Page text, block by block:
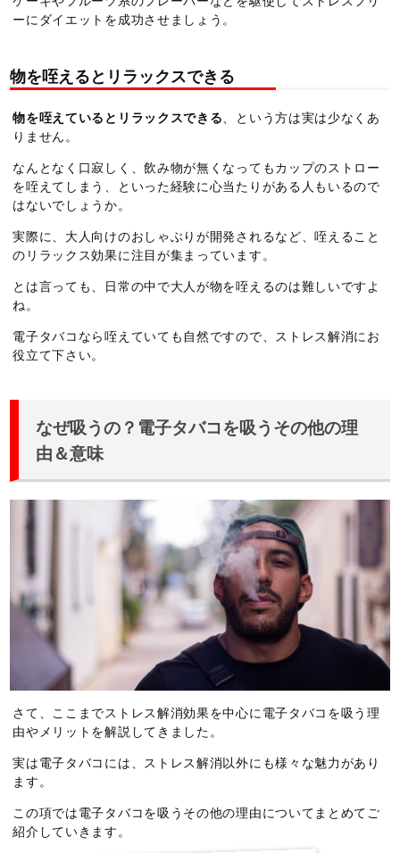
ーにダイエットを成功させましょう。
物を咥えるとリラックスできる
物を咥えているとリラックスできる、という方は実は少なくあ
りません。
なんとなく口寂しく、飲み物が無くなってもカップのストロー
を咥えてしまう、といった経験に心当たりがある人もいるので
はないでしょうか。
実際に、大人向けのおしゃぶりが開発されるなど、咥えること
のリラックス効果に注目が集まっています。
とは言っても、日常の中で大人が物を咥えるのは難しいですよ
ね。
電子タバコなら咥えていても自然ですので、ストレス解消にお
役立て下さい。
なぜ吸うの？電子タバコを吸うその他の理
由＆意味
さて、ここまでストレス解消効果を中心に電子タバコを吸う理
由やメリットを解説してきました。
実は電子タバコには、ストレス解消以外にも様々な魅力があり
ます。
この項では電子タバコを吸うその他の理由についてまとめてご
紹介していきます。